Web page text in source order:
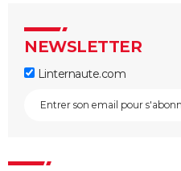
NEWSLETTER
Linternaute.com